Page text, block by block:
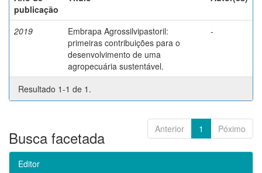
publicação
2019
Embrapa Agrossilvipastoril:
primeiras contribuições para o
desenvolvimento de uma
agropecuária sustentável.
-
Resultado 1-1 de 1.
Anterior 1 Póximo
Busca facetada
Editor